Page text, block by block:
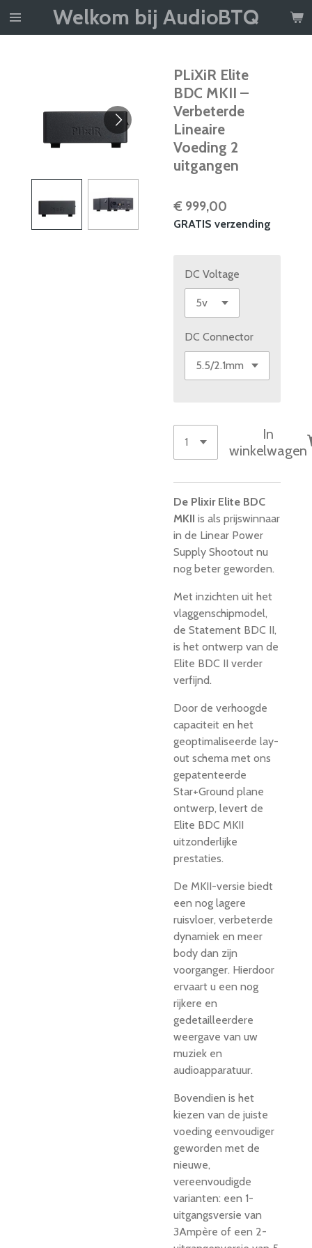
Ga
Welkom bij AudioBTQ
PLiXiR Elite
BDC MKII –
Verbeterde
Lineaire
Voeding 2
uitgangen
€ 999,00
GRATIS verzending
DC Voltage
DC Connector
In
winkelwagen
De Plixir Elite BDC
MKII is als prijswinnaar
in de Linear Power
Supply Shootout nu
nog beter geworden.
Met inzichten uit het
vlaggenschipmodel,
de Statement BDC II,
is het ontwerp van de
Elite BDC II verder
verfijnd.
Door de verhoogde
capaciteit en het
geoptimaliseerde lay-
out schema met ons
gepatenteerde
Star+Ground plane
ontwerp, levert de
Elite BDC MKII
uitzonderlijke
prestaties.
De MKII-versie biedt
een nog lagere
ruisvloer, verbeterde
dynamiek en meer
body dan zijn
voorganger. Hierdoor
ervaart u een nog
rijkere en
gedetailleerdere
weergave van uw
muziek en
audioapparatuur.
Bovendien is het
kiezen van de juiste
voeding eenvoudiger
geworden met de
nieuwe,
vereenvoudigde
varianten: een 1-
uitgangsversie van
3Ampère of een 2-